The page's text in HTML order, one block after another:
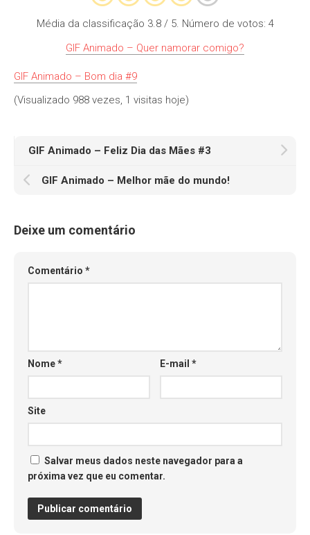
Média da classificação 3.8/ 5. Número de votos: 4
GIF Animado – Quer namorar comigo?
GIF Animado – Bom dia #9
(Visualizado 988 vezes, 1 visitas hoje)
GIF Animado – Feliz Dia das Mães #3
GIF Animado – Melhor mãe do mundo!
Deixe um comentário
Comentário *
Nome* E-mail*
Site
Salvar meus dados neste navegador para a
próxima vez que eu comentar.